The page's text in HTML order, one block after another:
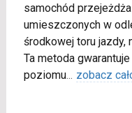
samochód
umieszczonych w
środkowej toru jazdy,
Ta metoda
poziomu... zobacz